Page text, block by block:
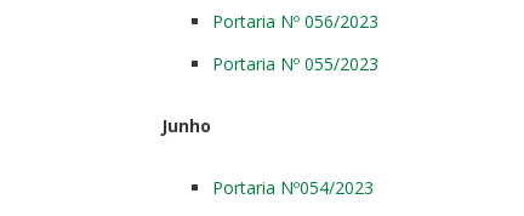
Portaria Nº 056/2023
Portaria Nº 055/2023
Junho
Portaria Nº054/2023